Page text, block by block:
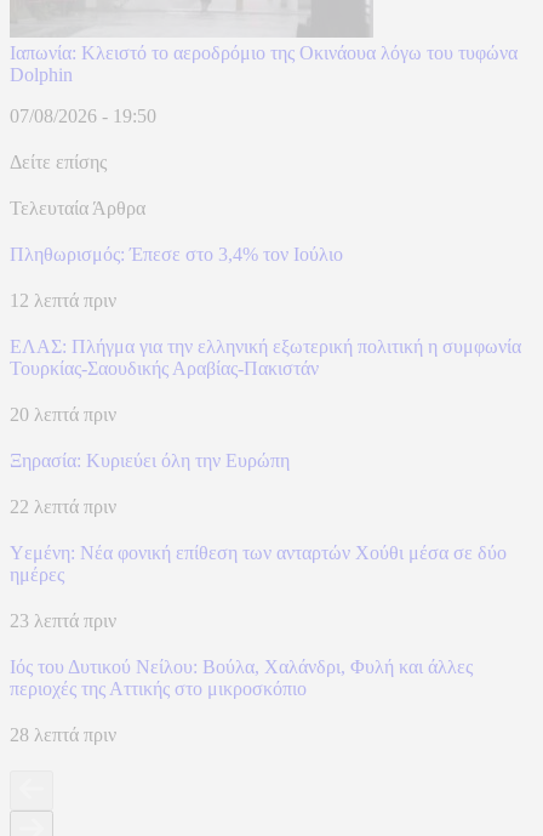
Ιαπωνία: Κλειστό το αεροδρόμιο της Οκινάουα λόγω του τυφώνα
Dolphin
07/08/2026 - 19:50
Δείτε επίσης
Τελευταία Άρθρα
Πληθωρισμός: Έπεσε στο 3,4% τον Ιούλιο
12 λεπτά πριν
ΕΛΑΣ: Πλήγμα για την ελληνική εξωτερική πολιτική η συμφωνία
Τουρκίας-Σαουδικής Αραβίας-Πακιστάν
20 λεπτά πριν
Ξηρασία: Κυριεύει όλη την Ευρώπη
22 λεπτά πριν
Υεμένη: Νέα φονική επίθεση των ανταρτών Χούθι μέσα σε δύο
ημέρες
23 λεπτά πριν
Ιός του Δυτικού Νείλου: Βούλα, Χαλάνδρι, Φυλή και άλλες
περιοχές της Αττικής στο μικροσκόπιο
28 λεπτά πριν